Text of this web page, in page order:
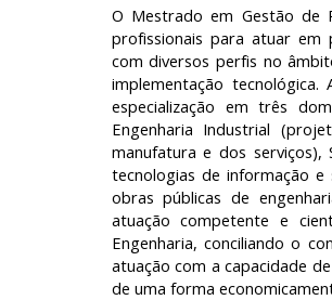
O Mestrado em Gestão de
profissionais para atuar em
com diversos perfis no
implementação
especialização em três
Engenharia Industrial
manufatura e dos
tecnologias de informação e
obras públicas de
atuação competente e
Engenharia, conciliando o
atuação com a capacidade
de uma forma